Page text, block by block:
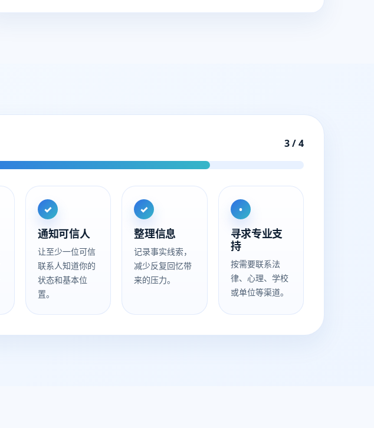
3 / 4
✓
通知可信人
让至少一位可信
联系人知道你的
状态和基本位
置。
✓
整理信息
记录事实线索，
减少反复回忆带
来的压力。
•
寻求专业支
持
按需要联系法
律、心理、学校
或单位等渠道。